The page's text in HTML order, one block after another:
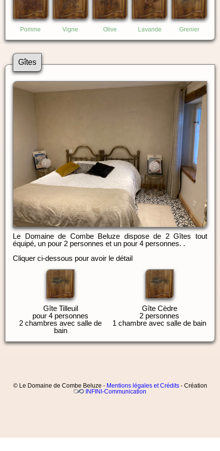
Pomme Vigne Olive Lavande Grenier
Gîtes
Le Domaine de Combe Beluze dispose de 2 Gîtes tout
équipé, un pour 2 personnes et un pour 4 personnes. .
Cliquer ci-dessous pour avoir le détail
Gîte Tilleuil
pour 4 personnes
2 chambres avec salle de
bain
Gîte Cèdre
2 personnes
1 chambre avec salle de bain
© Le Domaine de Combe Beluze - Mentions légales et Crédits
INFINI-Communication